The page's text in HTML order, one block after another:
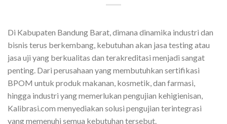
Di Kabupaten Bandung Barat, dimana dinamika industri dan
bisnis terus berkembang, kebutuhan akan jasa testing atau
jasa uji yang berkualitas dan terakreditasi menjadi sangat
penting. Dari perusahaan yang membutuhkan sertifikasi
BPOM untuk produk makanan, kosmetik, dan farmasi,
hingga industri yang memerlukan pengujian kehigienisan,
Kalibrasi.com menyediakan solusi pengujian terintegrasi
yang memenuhi semua kebutuhan tersebut.